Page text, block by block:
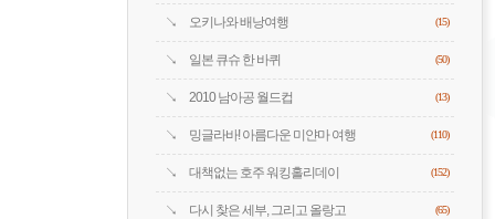
오키나와 배낭여행 (15)
일본 큐슈 한 바퀴 (50)
2010 남아공 월드컵 (13)
밍글라바! 아름다운 미얀마 여행 (110)
대책없는 호주 워킹홀리데이 (152)
다시 찾은 세부, 그리고 올랑고 (65)